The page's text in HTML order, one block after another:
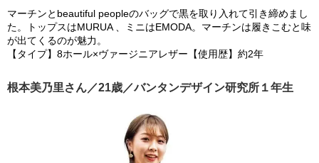
マーチンとbeautiful peopleのバッグで黒を取り入れて引き締めまし
た。トップスはMURUA 、ミニはEMODA。マーチンは履きこむと味
が出てくるのが魅力。
【タイプ】8ホール×ヴァージニアレザー【使用歴】約2年
根本美乃里さん／21歳／バンタンデザイン研究所１年生